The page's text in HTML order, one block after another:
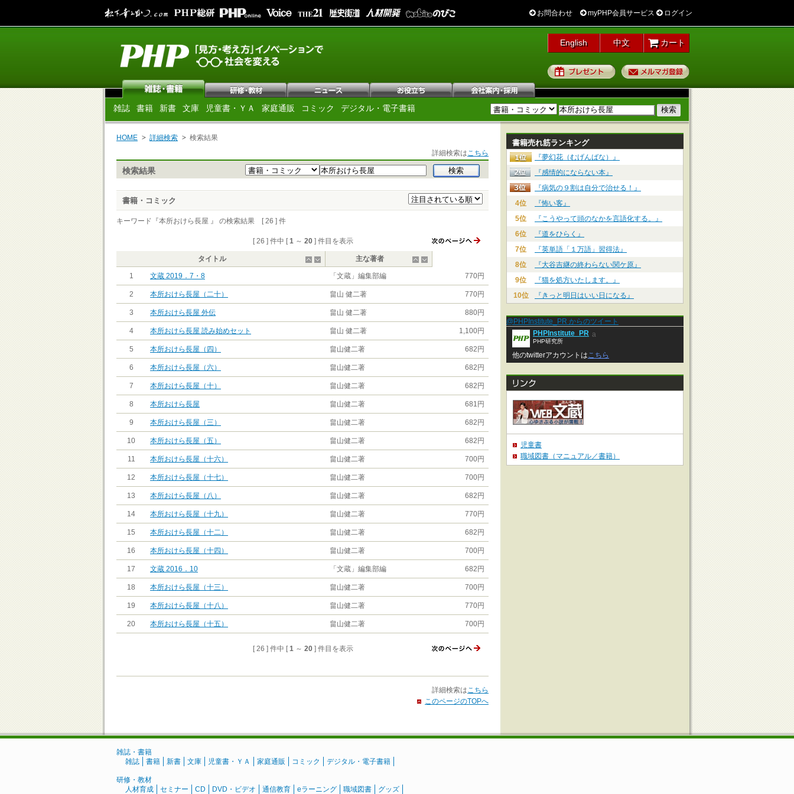
お問合わせ myPHP会員サービス ログイン
English 中文 カート
プレゼント
雑誌 書籍 新書 文庫 児童書・ＹＡ 家庭通販 コミック デジタル・電子書籍
HOME 詳細検索
検索結果
詳細検索はこちら
検索結果
書籍・コミック
キーワード『本所おけら長屋 』 の検索結果 [ 26 ] 件
[ 26 ] 件中 [1～ 20] 件目を表示
タイトル 主な著者
1 文蔵 2019．7・8 「文蔵」編集部編 770円
2 本所おけら長屋（二十） 畠山 健二著 770円
3 本所おけら長屋 外伝 畠山 健二著 880円
4 本所おけら長屋 読み始めセット 畠山 健二著 1,100円
5 本所おけら長屋（四） 畠山健二著 682円
6 本所おけら長屋（六） 畠山健二著 682円
7 本所おけら長屋（十） 畠山健二著 682円
8 本所おけら長屋 畠山健二著 681円
9 本所おけら長屋（三） 畠山健二著 682円
10 本所おけら長屋（五） 畠山健二著 682円
11 本所おけら長屋（十六） 畠山健二著 700円
12 本所おけら長屋（十七） 畠山健二著 700円
13 本所おけら長屋（八） 畠山健二著 682円
14 本所おけら長屋（十九） 畠山健二著 770円
15 本所おけら長屋（十二） 畠山健二著 682円
16 本所おけら長屋（十四） 畠山健二著 700円
17 文蔵 2016．10 「文蔵」編集部編 682円
18 本所おけら長屋（十三） 畠山健二著 700円
19 本所おけら長屋（十八） 畠山健二著 770円
20 本所おけら長屋（十五） 畠山健二著 700円
[ 26 ] 件中 [1～ 20] 件目を表示
詳細検索はこちら
このページのTOPへ
書籍売れ筋ランキング
『夢幻花（むげんばな）』
『感情的にならない本』
『病気の９割は自分で治せる！』
4位
『怖い客』
5位
『こうやって頭のなかを言語化する。』
6位
『道をひらく』
7位
『英単語「１万語」習得法』
8位
『大谷吉継の終わらない関ケ原』
9位
『猫を処方いたします。』
10位
『きっと明日はいい日になる』
@PHPInstitute_PR からのツイート
PHPInstitute_PR
PHP研究所
a
他のtwitterアカウントはこちら
児童書
職域図書（マニュアル／書籍）
雑誌・書籍
雑誌
書籍 新書 文庫 児童書・ＹＡ 家庭通販 コミック デジタル・電子書籍
研修・教材
人材育成
セミナー CD DVD・ビデオ 通信教育 eラーニング 職域図書 グッズ